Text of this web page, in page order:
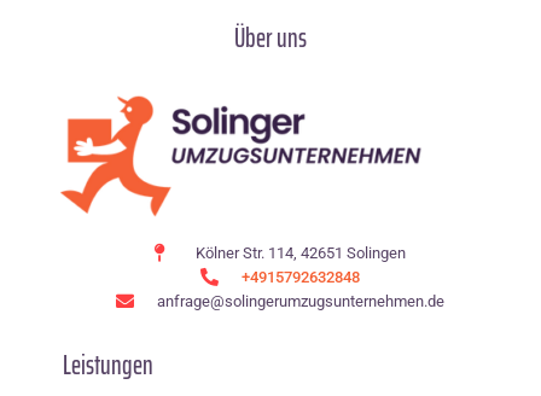
Über uns
Kölner Str. 114, 42651 Solingen
+4915792632848
anfrage@solingerumzugsunternehmen.de
Leistungen